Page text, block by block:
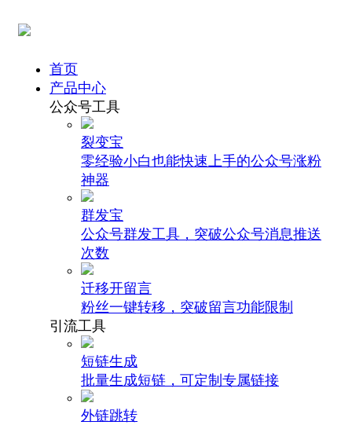
首页
产品中心
公众号工具
裂变宝
零经验小白也能快速上手的公众号涨粉
神器
群发宝
公众号群发工具，突破公众号消息推送
次数
迁移开留言
粉丝一键转移，突破留言功能限制
引流工具
短链生成
批量生成短链，可定制专属链接
外链跳转